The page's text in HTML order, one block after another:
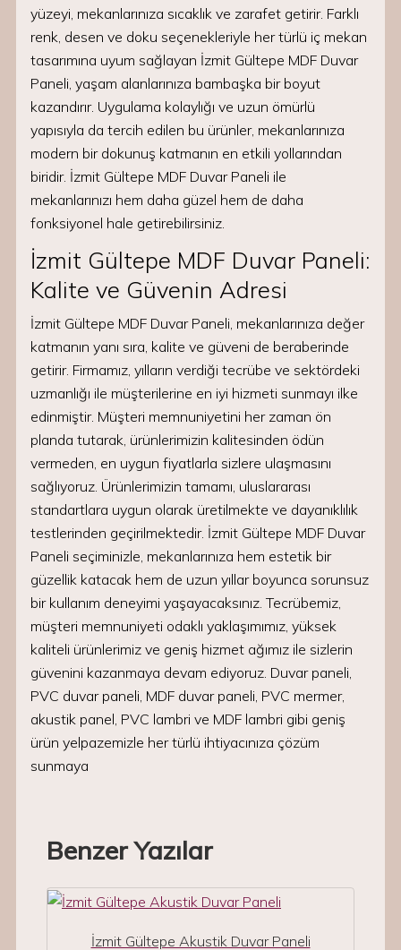
yüzeyi, mekanlarınıza sıcaklık ve zarafet getirir. Farklı
renk, desen ve doku seçenekleriyle her türlü iç mekan
tasarımına uyum sağlayan İzmit Gültepe MDF Duvar
Paneli, yaşam alanlarınıza bambaşka bir boyut
kazandırır. Uygulama kolaylığı ve uzun ömürlü
yapısıyla da tercih edilen bu ürünler, mekanlarınıza
modern bir dokunuş katmanın en etkili yollarından
biridir. İzmit Gültepe MDF Duvar Paneli ile
mekanlarınızı hem daha güzel hem de daha
fonksiyonel hale getirebilirsiniz.
İzmit Gültepe MDF Duvar Paneli:
Kalite ve Güvenin Adresi
İzmit Gültepe MDF Duvar Paneli, mekanlarınıza değer
katmanın yanı sıra, kalite ve güveni de beraberinde
getirir. Firmamız, yılların verdiği tecrübe ve sektördeki
uzmanlığı ile müşterilerine en iyi hizmeti sunmayı ilke
edinmiştir. Müşteri memnuniyetini her zaman ön
planda tutarak, ürünlerimizin kalitesinden ödün
vermeden, en uygun fiyatlarla sizlere ulaşmasını
sağlıyoruz. Ürünlerimizin tamamı, uluslararası
standartlara uygun olarak üretilmekte ve dayanıklılık
testlerinden geçirilmektedir. İzmit Gültepe MDF Duvar
Paneli seçiminizle, mekanlarınıza hem estetik bir
güzellik katacak hem de uzun yıllar boyunca sorunsuz
bir kullanım deneyimi yaşayacaksınız. Tecrübemiz,
müşteri memnuniyeti odaklı yaklaşımımız, yüksek
kaliteli ürünlerimiz ve geniş hizmet ağımız ile sizlerin
güvenini kazanmaya devam ediyoruz. Duvar paneli,
PVC duvar paneli, MDF duvar paneli, PVC mermer,
akustik panel, PVC lambri ve MDF lambri gibi geniş
ürün yelpazemizle her türlü ihtiyacınıza çözüm
sunmaya
Benzer Yazılar
İzmit Gültepe Akustik Duvar Paneli